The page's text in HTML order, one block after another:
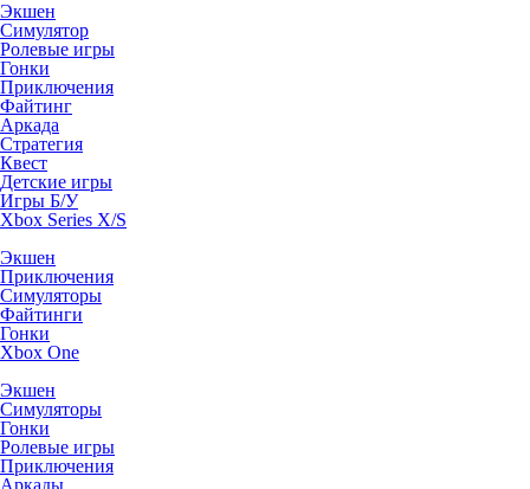
Экшен
Симулятор
Ролевые игры
Гонки
Приключения
Файтинг
Аркада
Стратегия
Квест
Детские игры
Игры Б/У
Xbox Series X/S
Экшен
Приключения
Симуляторы
Файтинги
Гонки
Xbox One
Экшен
Симуляторы
Гонки
Ролевые игры
Приключения
Аркады